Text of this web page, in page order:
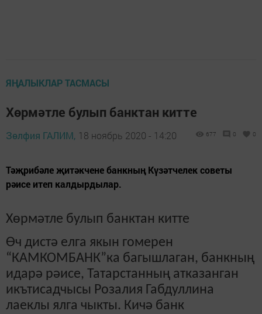
ЯҢАЛЫКЛАР ТАСМАСЫ
Хөрмәтле булып банктан китте
Зөлфия ГАЛИМ, 18 ноябрь 2020 - 14:20 677 0 0
Тәҗрибәле җитәкчене банкның Күзәтчелек советы
рәисе итеп калдырдылар.
Хөрмәтле булып банктан китте
Өч дистә елга якын гомерен
“КАМКОМБАНК”ка багышлаган, банкның
идарә рәисе, Татарстанның атказанган
икътисадчысы Розалия Габдуллина
лаеклы ялга чыкты. Кичә банк